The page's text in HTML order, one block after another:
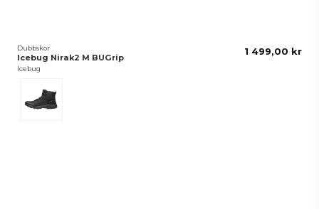
Dubbskor
Icebug Nirak2 M BUGrip
Icebug
1 499,00 kr